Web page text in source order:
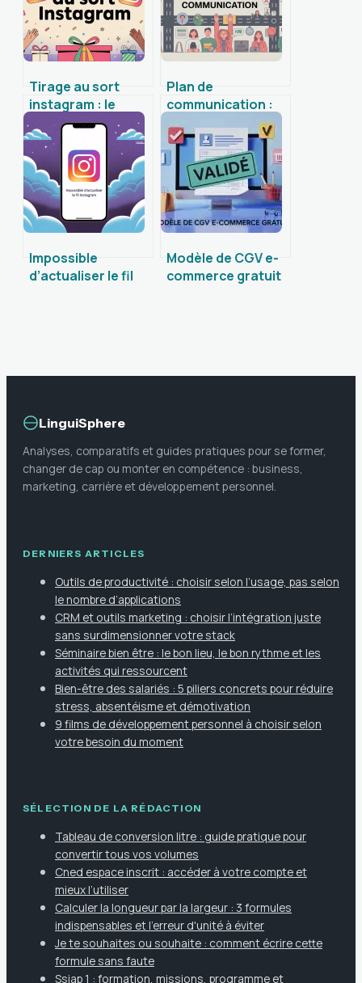
Tirage au sort
instagram : le
guide complet
pour organiser un
concours efficace
Plan de
communication :
méthode complète
pour construire
une stratégie
efficace
Impossible
d’actualiser le fil
Modèle de CGV e-
commerce gratuit
LinguiSphere
Analyses, comparatifs et guides pratiques pour se former,
changer de cap ou monter en compétence : business,
marketing, carrière et développement personnel.
DERNIERS ARTICLES
Outils de productivité : choisir selon l’usage, pas selon
le nombre d’applications
CRM et outils marketing : choisir l’intégration juste
sans surdimensionner votre stack
Séminaire bien être : le bon lieu, le bon rythme et les
activités qui ressourcent
Bien-être des salariés : 5 piliers concrets pour réduire
stress, absentéisme et démotivation
9 films de développement personnel à choisir selon
votre besoin du moment
SÉLECTION DE LA RÉDACTION
Tableau de conversion litre : guide pratique pour
convertir tous vos volumes
Cned espace inscrit : accéder à votre compte et
mieux l’utiliser
Calculer la longueur par la largeur : 3 formules
indispensables et l'erreur d'unité à éviter
Je te souhaites ou souhaite : comment écrire cette
formule sans faute
Ssiap 1 : formation, missions, programme et